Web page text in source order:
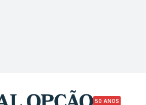
50 ANOS